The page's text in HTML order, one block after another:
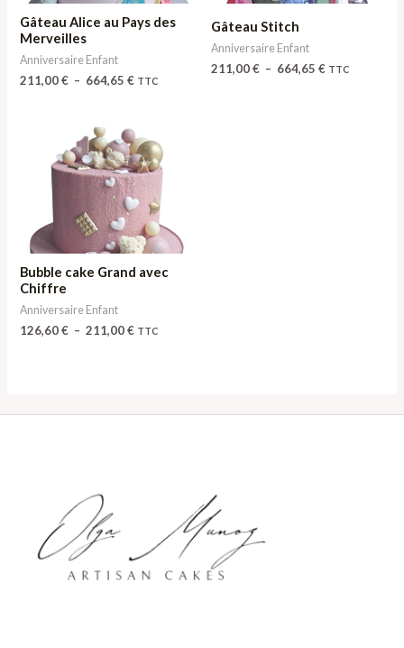
Gâteau Alice au Pays des
Merveilles
Anniversaire Enfant
211,00€ – 664,65€ TTC
Gâteau Stitch
Anniversaire Enfant
211,00€ – 664,65 € TTC
Bubble cake Grand avec
Chiffre
Anniversaire Enfant
126,60€ – 211,00€
Plage
de
prix :
126,60 €
à
211,00 €
TTC